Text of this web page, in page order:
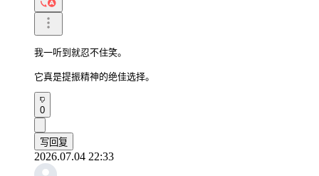
我一听到就忍不住笑。
它真是提振精神的绝佳选择。
0
写回复
2026.07.04 22:33